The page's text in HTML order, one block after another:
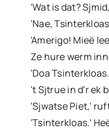
'Wat is dat?
'Nae,
'Amerigo! Mieë
Ze hure werm
'Doa
't Sjtrue in d'r ek
'Sjwatse Piet,'
'Tsinterkloas.'